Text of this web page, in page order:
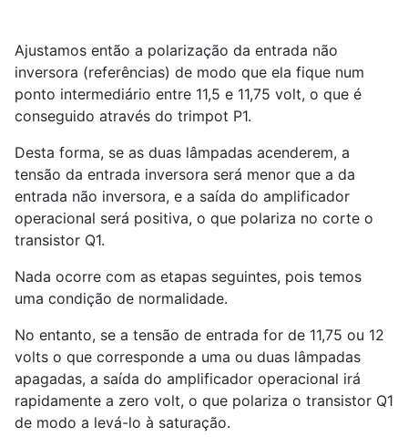
Ajustamos então a polarização da entrada não
inversora (referências) de modo que ela fique num
ponto intermediário entre 11,5 e 11,75 volt, o que é
conseguido através do trimpot P1.
Desta forma, se as duas lâmpadas acenderem, a
tensão da entrada inversora será menor que a da
entrada não inversora, e a saída do amplificador
operacional será positiva, o que polariza no corte o
transistor Q1.
Nada ocorre com as etapas seguintes, pois temos
uma condição de normalidade.
No entanto, se a tensão de entrada for de 11,75 ou 12
volts o que corresponde a uma ou duas lâmpadas
apagadas, a saída do amplificador operacional irá
rapidamente a zero volt, o que polariza o transistor Q1
de modo a levá-lo à saturação.